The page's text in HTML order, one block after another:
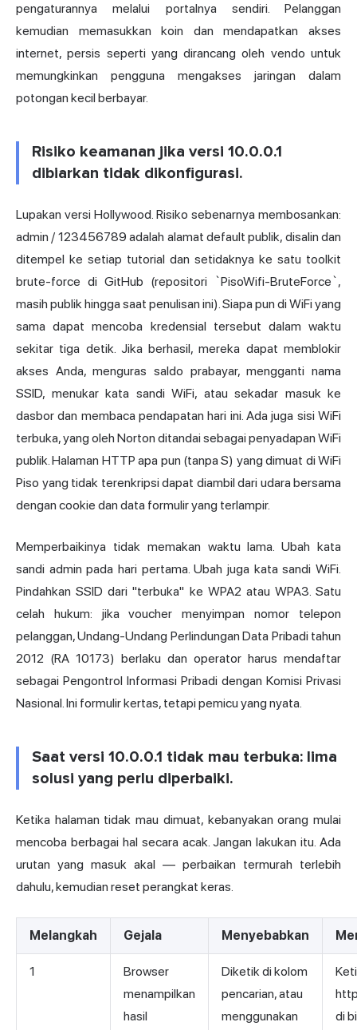
pengaturannya melalui portalnya sendiri. Pelanggan
kemudian memasukkan koin dan mendapatkan akses
internet, persis seperti yang dirancang oleh vendo untuk
memungkinkan pengguna mengakses jaringan dalam
potongan kecil berbayar.
Risiko keamanan jika versi 10.0.0.1
dibiarkan tidak dikonfigurasi.
Lupakan versi Hollywood. Risiko sebenarnya membosankan:
admin / 123456789 adalah alamat default publik, disalin dan
ditempel ke setiap tutorial dan setidaknya ke satu toolkit
brute-force di GitHub (repositori `PisoWifi-BruteForce`,
masih publik hingga saat penulisan ini). Siapa pun di WiFi yang
sama dapat mencoba kredensial tersebut dalam waktu
sekitar tiga detik. Jika berhasil, mereka dapat memblokir
akses Anda, menguras saldo prabayar, mengganti nama
SSID, menukar kata sandi WiFi, atau sekadar masuk ke
dasbor dan membaca pendapatan hari ini. Ada juga sisi WiFi
terbuka, yang oleh Norton ditandai sebagai penyadapan WiFi
publik. Halaman HTTP apa pun (tanpa S) yang dimuat di WiFi
Piso yang tidak terenkripsi dapat diambil dari udara bersama
dengan cookie dan data formulir yang terlampir.
Memperbaikinya tidak memakan waktu lama. Ubah kata
sandi admin pada hari pertama. Ubah juga kata sandi WiFi.
Pindahkan SSID dari "terbuka" ke WPA2 atau WPA3. Satu
celah hukum: jika voucher menyimpan nomor telepon
pelanggan, Undang-Undang Perlindungan Data Pribadi tahun
2012 (RA 10173) berlaku dan operator harus mendaftar
sebagai Pengontrol Informasi Pribadi dengan Komisi Privasi
Nasional. Ini formulir kertas, tetapi pemicu yang nyata.
Saat versi 10.0.0.1 tidak mau terbuka: lima
solusi yang perlu diperbaiki.
Ketika halaman tidak mau dimuat, kebanyakan orang mulai
mencoba berbagai hal secara acak. Jangan lakukan itu. Ada
urutan yang masuk akal — perbaikan termurah terlebih
dahulu, kemudian reset perangkat keras.
Melangkah Gejala Menyebabkan
1
Browser
menampilkan
hasil
Diketik di kolom
pencarian, atau
menggunakan
di